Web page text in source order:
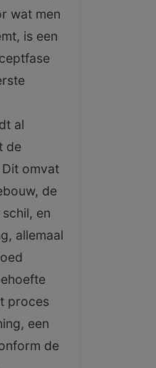
wat men
is een
al
de
omvat
de
en
allemaal
proces
een
de